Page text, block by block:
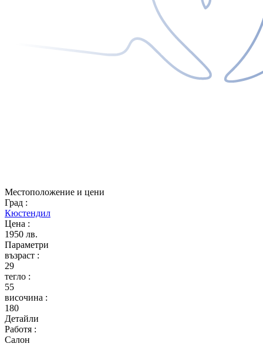
Местоположение и цени
Град :
Кюстендил
Цена :
1950 лв.
Параметри
възраст :
29
тегло :
55
височина :
180
Детайли
Работя :
Салон